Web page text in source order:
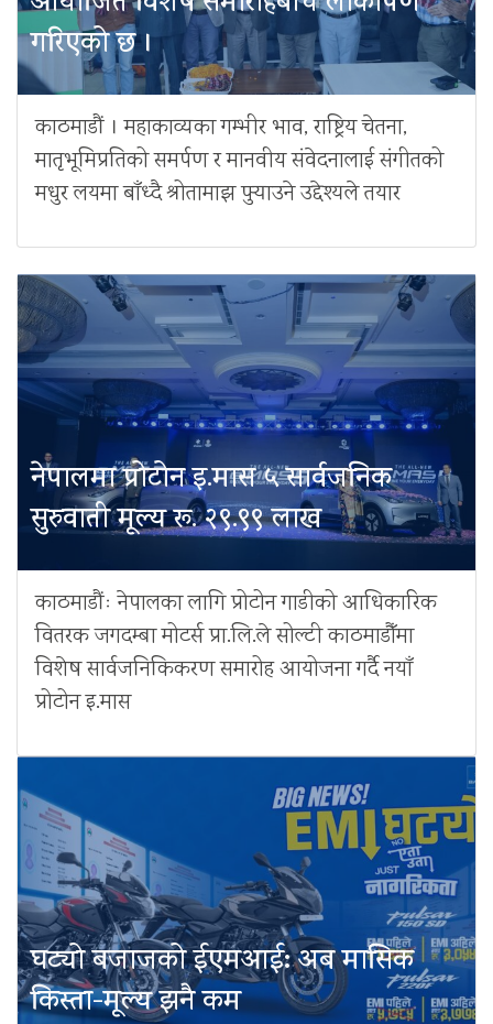
गरिएको छ ।
काठमाडौं । महाकाव्यका गम्भीर भाव, राष्ट्रिय चेतना,
मातृभूमिप्रतिको समर्पण र मानवीय संवेदनालाई संगीतको
मधुर लयमा बाँध्दै श्रोतामाझ पुर्‍याउने उद्देश्यले तयार
नेपालमा प्रोटोन इ.मास ५ सार्वजनिक
सुरुवाती मूल्य रू. २९.९९ लाख
काठमाडौंः नेपालका लागि प्रोटोन गाडीको आधिकारिक
वितरक जगदम्बा मोटर्स प्रा.लि.ले सोल्टी काठमाडौँमा
विशेष सार्वजनिकिकरण समारोह आयोजना गर्दै नयाँ
प्रोटोन इ.मास
घट्यो बजाजको ईएमआई: अब मासिक
किस्ता-मूल्य झनै कम